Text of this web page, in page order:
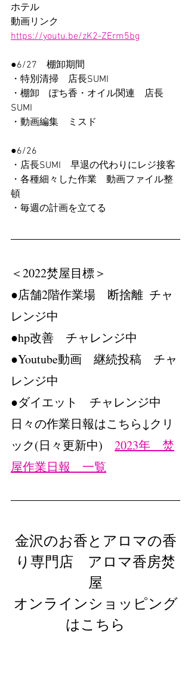
ホテル
動画リンク
https://youtu.be/zK2-ZErm5bg
●6/27　棚卸期間
・特別清掃　店長SUMI
・棚卸　ぽち香・オイル関連　店長
SUMI
・動画編集　ミスド
●6/26
・店長SUMI　早退の代わりにレジ接客
・各種細々した作業　動画ファイル整
頓
・毎週の計画を立てる
＜2022焚屋目標＞
●店舗2階作業場　断捨離  チャ
レンジ中
●hp改善　チャレンジ中
●Youtube動画　継続投稿　チャ
レンジ中
●ダイエット　チャレンジ中
日々の作業日報はこちら↓クリ
ック(日々更新中) 2023年　焚
屋作業日報　一覧
金沢のお香とアロマの香
り専門店　アロマ香房焚
屋
オンラインショッピング
はこちら